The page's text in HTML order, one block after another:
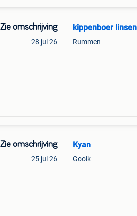
Zie omschrijving
28 jul 26
kippenboer linsen
Rummen
Zie omschrijving
25 jul 26
Kyan
Gooik